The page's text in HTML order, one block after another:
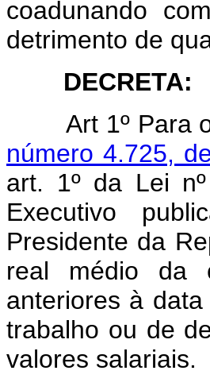
coadunando
detrimento de
DECRETA:
Art 1º Para
número 4.725,
art. 1º da Lei
Executivo
Presidente da
real médio da
anteriores à
trabalho ou de
valores salariais.